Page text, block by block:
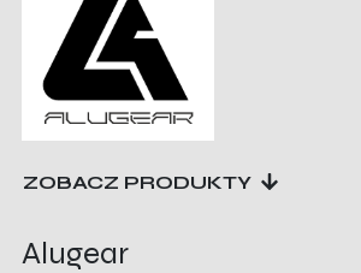
ZOBACZ PRODUKTY
Alugear